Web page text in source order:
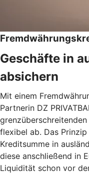
Geschäfte in
absichern
Mit einem
Partnerin DZ
flexibel ab. Das
Kreditsumme in
diese anschließend in
Liquidität schon vor